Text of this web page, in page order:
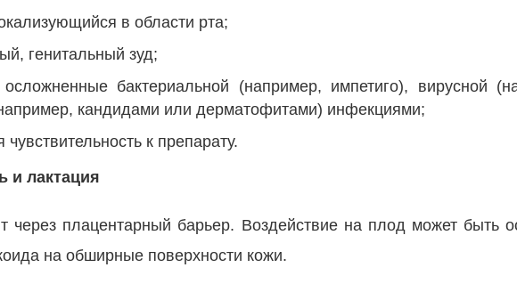
в области рта;
генитальный зуд;
бактериальной (например, импетиго), вирусной
кандидами или дерматофитами) инфекциями;
к препарату.
и лактация
через плацентарный барьер. Воздействие на плод может быть
на обширные поверхности кожи.